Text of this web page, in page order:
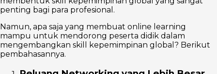
penting bagi para profesional.
Namun, apa saja yang membuat online learning
mampu untuk mendorong peserta didik dalam
mengembangkan skill kepemimpinan global? Berikut
pembahasannya.